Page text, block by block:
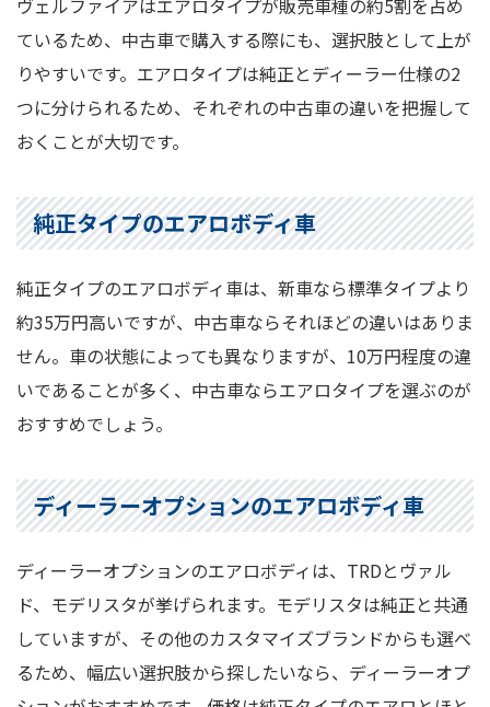
ているため、中古車で購入する際にも、選択肢として上が
りやすいです。エアロタイプは純正とディーラー仕様の2
つに分けられるため、それぞれの中古車の違いを把握して
おくことが大切です。
純正タイプのエアロボディ車
純正タイプのエアロボディ車は、新車なら標準タイプより
約35万円高いですが、中古車ならそれほどの違いはありま
せん。車の状態によっても異なりますが、10万円程度の違
いであることが多く、中古車ならエアロタイプを選ぶのが
おすすめでしょう。
ディーラーオプションのエアロボディ車
ディーラーオプションのエアロボディは、TRDとヴァル
ド、モデリスタが挙げられます。モデリスタは純正と共通
していますが、その他のカスタマイズブランドからも選べ
るため、幅広い選択肢から探したいなら、ディーラーオプ